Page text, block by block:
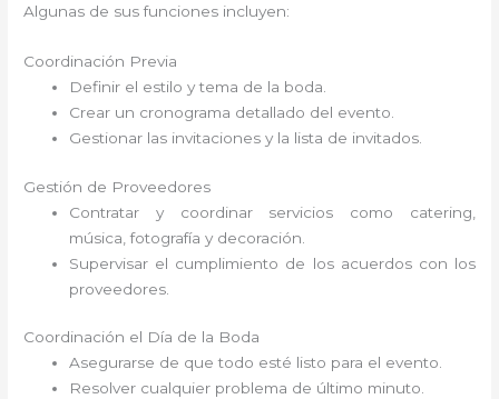
Algunas de sus funciones incluyen:
Coordinación Previa
Definir el estilo y tema de la boda.
Crear un cronograma detallado del evento.
Gestionar las invitaciones y la lista de invitados.
Gestión de Proveedores
Contratar y coordinar servicios como catering,
música, fotografía y decoración.
Supervisar el cumplimiento de los acuerdos con los
proveedores.
Coordinación el Día de la Boda
Asegurarse de que todo esté listo para el evento.
Resolver cualquier problema de último minuto.